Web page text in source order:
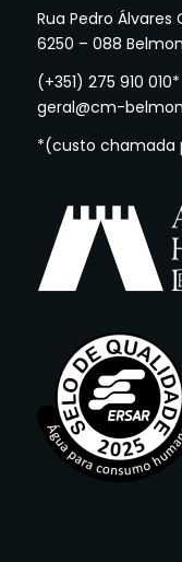
Rua Pedro Álvares
6250 – 088
(+351) 275 910 010*
geral@cm-
*(custo chamada